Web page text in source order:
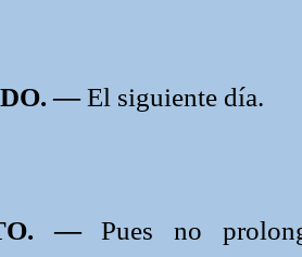
—El siguiente día.
—Pues no